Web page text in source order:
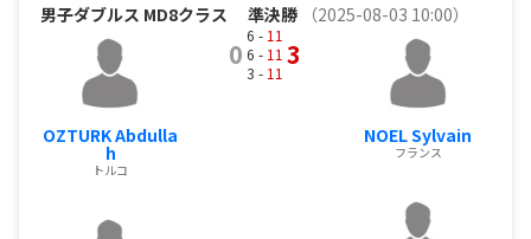
男子ダブルス MD8クラス 準決勝 （2025-08-03 10:00）
OZTURK Abdulla
h
トルコ
0
6 - 11
6 - 11
3 - 11
3
NOEL Sylvain
フランス